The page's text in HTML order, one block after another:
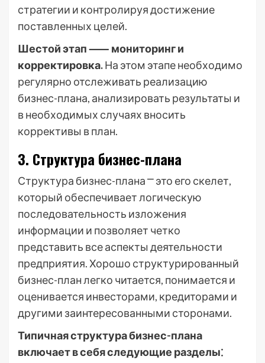
стратегии и контролируя достижение
поставленных целей.
Шестой этап ⸺ мониторинг и
корректировка.На этом этапе необходимо
регулярно отслеживать реализацию
бизнес-плана, анализировать результаты и
в необходимых случаях вносить
коррективы в план.
3. Структура бизнес-плана
Структура бизнес-плана ⎻ это его скелет,
который обеспечивает логическую
последовательность изложения
информации и позволяет четко
представить все аспекты деятельности
предприятия. Хорошо структурированный
бизнес-план легко читается, понимается и
оценивается инвесторами, кредиторами и
другими заинтересованными сторонами.
Типичная структура бизнес-плана
включает в себя следующие разделы⁚